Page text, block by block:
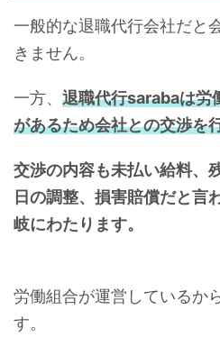
一般的な退職代行会社だと
きません。
一方、 退職代行sarabaは労
があるため会社との交渉を
交渉の内容も未払い給料、
日の調整、損害賠償だと言
岐にわたります。
労働組合が運営しているか
す。